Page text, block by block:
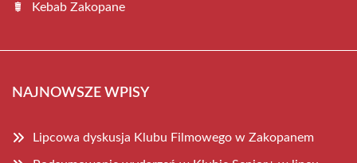
Kebab Zakopane
NAJNOWSZE WPISY
Lipcowa dyskusja Klubu Filmowego w Zakopanem